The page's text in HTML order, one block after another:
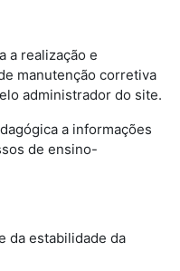
a realização e
manutenção corretiva
administrador do site.
a informações
de ensino-
da estabilidade da